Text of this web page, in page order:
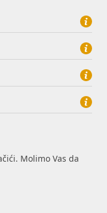
mreži - Virovitica
mreži - Virovitica
mreži - Pakrac
radovi na plinskoj
mreži - Lozan
mreži - Osijek
Molimo Vas da